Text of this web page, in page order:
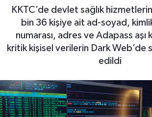
KKTC’de devlet sağlık
bin 36 kişiye ait ad-soyad,
numarası, adres ve Adapass
kritik kişisel verilerin Dark Web’de
edildi